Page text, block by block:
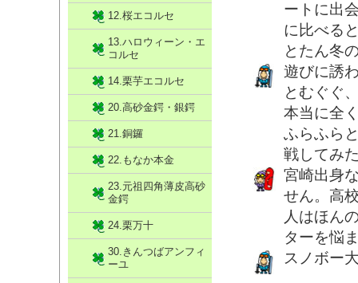
ートに出
に比べる
とたん冬
遊びに誘
とむぐぐ
本当に全
ふらふら
戦してみ
宮崎出身
せん。高
人はほん
ターを悩
スノボー
12.桜エコルセ
13.ハロウィーン・エ
コルセ
14.栗芋エコルセ
20.高砂金鍔・銀鍔
21.銅鑼
22.もなか本金
23.元祖四角薄皮高砂
金鍔
24.栗万十
30.きんつばアンフィ
ーユ